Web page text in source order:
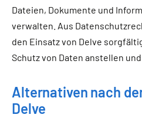
Dateien, Dokumente und
verwalten. Aus
den Einsatz von Delve
Schutz von Daten anstellen
Alternativen nach
Delve